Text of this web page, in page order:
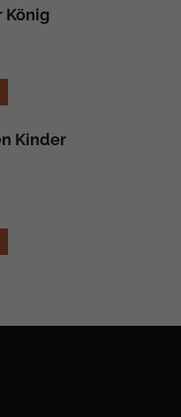
König
Kinder